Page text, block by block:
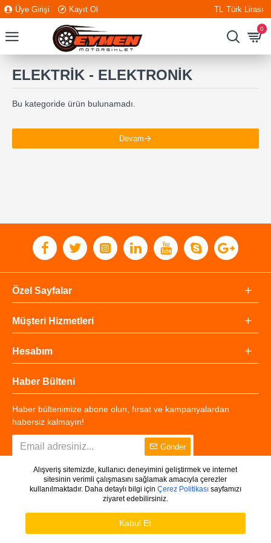
Üye Girişi Kayıt Ol TL Türk Lirası
0
ELEKTRİK - ELEKTRONİK
Bu kategoride ürün bulunamadı.
Devam
Özel Sayfalar
Müşteri Hizmetleri
Hesabım
Haber Bülteni
Haber bültenimize abone olun, fırsat ve kampanyalardan
habersiz kalmayın!
Gönder
Copyright © 2025 - Tüm Hakları Saklıdır.
Alışveriş sitemizde, kullanıcı deneyimini geliştirmek ve internet
sitesinin verimli çalışmasını sağlamak amacıyla çerezler
kullanılmaktadır. Daha detaylı bilgi için Çerez Politikasısayfamızı
ziyaret edebilirsiniz.
Kabul Et
Ürünleri Filtrele